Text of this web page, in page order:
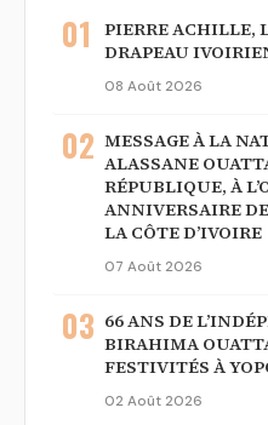
01
PIERRE ACHILLE,
DRAPEAU
08 Août 2026
02 MESSAGE À LA
ALASSANE
RÉPUBLIQUE, À
ANNIVERSAIRE
LA CÔTE D’IVOIRE
07 Août 2026
03 66 ANS DE
BIRAHIMA
FESTIVITÉS À
02 Août 2026